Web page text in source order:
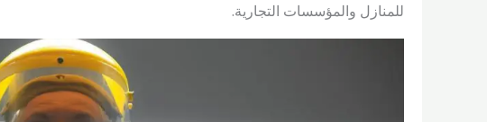
للمنازل والمؤسسات التجارية.